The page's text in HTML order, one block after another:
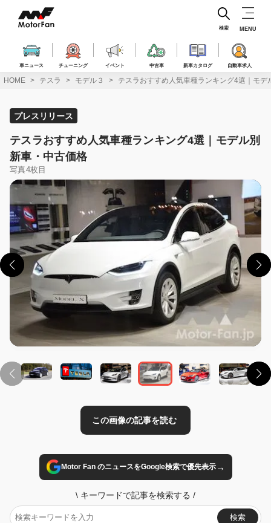
ス
車ニュース チューニング イベント 中古車 新車カタログ 自動車求人
検索 MENU
HOME テスラ モデル３ テスラおすすめ人気車種ランキング4選｜モデ
プレスリリース
テスラおすすめ人気車種ランキング4選｜モデル別
新車・中古価格
写真4枚目
Motor Fan のニュースをGoogle検索で優先表示→
\ キーワードで記事を検索する /
検索